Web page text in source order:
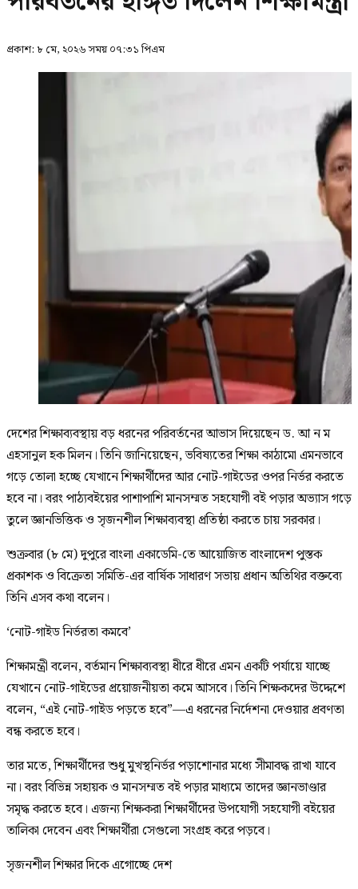
প্রকাশ: ৮ মে, ২০২৬ সময় ০৭:৩১ পিএম
দেশের শিক্ষাব্যবস্থায় বড় ধরনের পরিবর্তনের আভাস দিয়েছেন ড. আ ন ম
এহসানুল হক মিলন। তিনি জানিয়েছেন, ভবিষ্যতের শিক্ষা কাঠামো এমনভাবে
গড়ে তোলা হচ্ছে যেখানে শিক্ষার্থীদের আর নোট-গাইডের ওপর নির্ভর করতে
হবে না। বরং পাঠ্যবইয়ের পাশাপাশি মানসম্মত সহযোগী বই পড়ার অভ্যাস গড়ে
তুলে জ্ঞানভিত্তিক ও সৃজনশীল শিক্ষাব্যবস্থা প্রতিষ্ঠা করতে চায় সরকার।
শুক্রবার (৮ মে) দুপুরে বাংলা একাডেমি-তে আয়োজিত বাংলাদেশ পুস্তক
প্রকাশক ও বিক্রেতা সমিতি-এর বার্ষিক সাধারণ সভায় প্রধান অতিথির বক্তব্যে
তিনি এসব কথা বলেন।
‘নোট-গাইড নির্ভরতা কমবে’
শিক্ষামন্ত্রী বলেন, বর্তমান শিক্ষাব্যবস্থা ধীরে ধীরে এমন একটি পর্যায়ে যাচ্ছে
যেখানে নোট-গাইডের প্রয়োজনীয়তা কমে আসবে। তিনি শিক্ষকদের উদ্দেশে
বলেন, “এই নোট-গাইড পড়তে হবে”—এ ধরনের নির্দেশনা দেওয়ার প্রবণতা
বন্ধ করতে হবে।
তার মতে, শিক্ষার্থীদের শুধু মুখস্থনির্ভর পড়াশোনার মধ্যে সীমাবদ্ধ রাখা যাবে
না। বরং বিভিন্ন সহায়ক ও মানসম্মত বই পড়ার মাধ্যমে তাদের জ্ঞানভাণ্ডার
সমৃদ্ধ করতে হবে। এজন্য শিক্ষকরা শিক্ষার্থীদের উপযোগী সহযোগী বইয়ের
তালিকা দেবেন এবং শিক্ষার্থীরা সেগুলো সংগ্রহ করে পড়বে।
সৃজনশীল শিক্ষার দিকে এগোচ্ছে দেশ